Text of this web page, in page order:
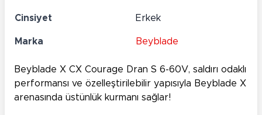
Cinsiyet Erkek
Marka Beyblade
Beyblade X CX Courage Dran S 6-60V, saldırı odaklı
performansı ve özelleştirilebilir yapısıyla Beyblade X
arenasında üstünlük kurmanı sağlar!